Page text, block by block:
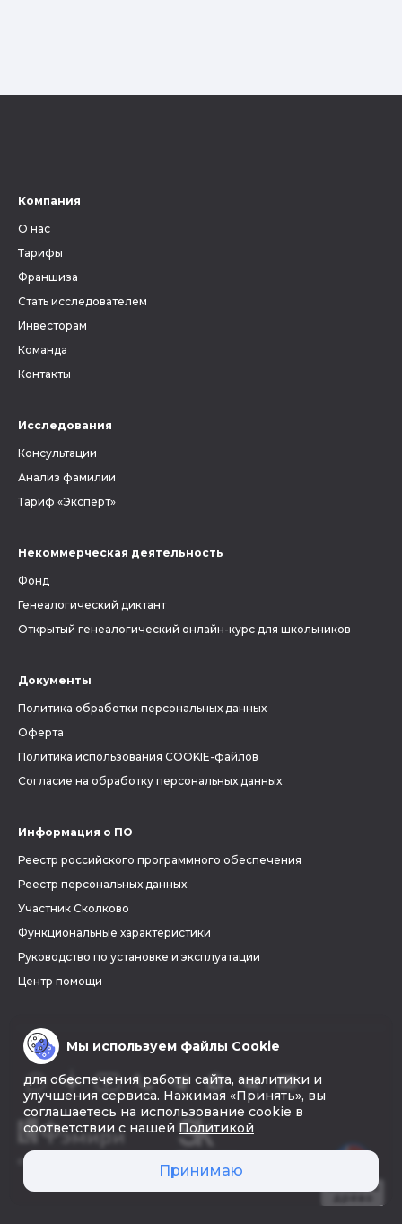
Компания
О нас
Тарифы
Франшиза
Стать исследователем
Инвесторам
Команда
Контакты
Исследования
Консультации
Анализ фамилии
Тариф «Эксперт»
Некоммерческая деятельность
Фонд
Генеалогический диктант
Открытый генеалогический онлайн-курс для школьников
Документы
Политика обработки персональных данных
Оферта
Политика использования COOKIE-файлов
Согласие на обработку персональных данных
Информация о ПО
Реестр российского программного обеспечения
Реестр персональных данных
Участник Сколково
Функциональные характеристики
Руководство по установке и эксплуатации
Центр помощи
© 2026 «Фэмири»
Мы используем файлы Cookie
для обеспечения работы сайта, аналитики и
улучшения сервиса. Нажимая «Принять», вы
соглашаетесь на использование cookie в
соответствии с нашей Политикой
Принимаю
Создать